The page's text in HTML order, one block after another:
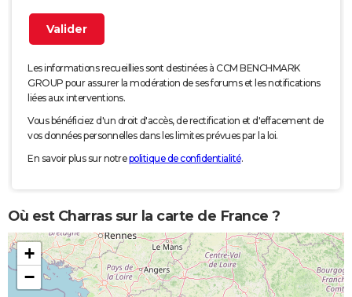
Les informations recueillies sont destinées à CCM BENCHMARK
GROUP pour assurer la modération de ses forums et les notifications
liées aux interventions.
Vous bénéficiez d'un droit d'accès, de rectification et d'effacement de
vos données personnelles dans les limites prévues par la loi.
En savoir plus sur notrepolitique de confidentialité.
Où est Charras sur la carte de France ?
+
−